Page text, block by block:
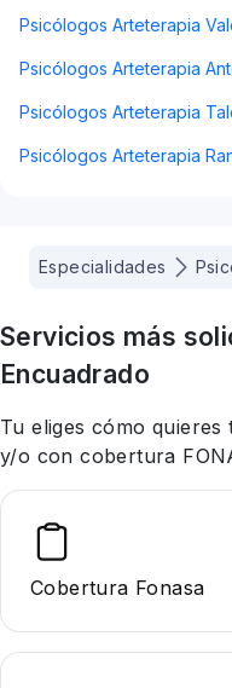
Psicólogos Arteterapia
Psicólogos Arteterapia
Psicólogos Arteterapia
Psicólogos Arteterapia
Especialidades
Servicios más
Encuadrado
Tu eliges cómo
y/o con cobertura
Cobertura Fonasa